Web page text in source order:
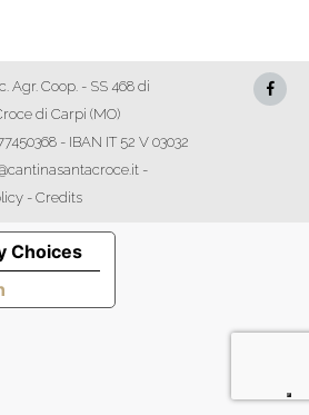
Agr. Coop. - SS 468 di
di Carpi (MO)
- IBAN IT 52 V 03032
-
- Credits
Choices